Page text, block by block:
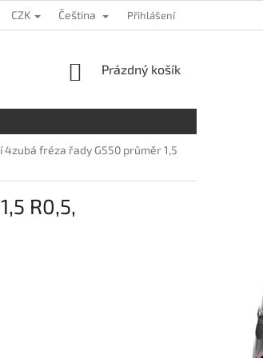
KDE NÁS NAJDETE NAPIŠTE NÁM
CZK Čeština Přihlášení
NÁKUPNÍ
Prázdný košík
fréza řady G550 průměr 1,5
R0,5,